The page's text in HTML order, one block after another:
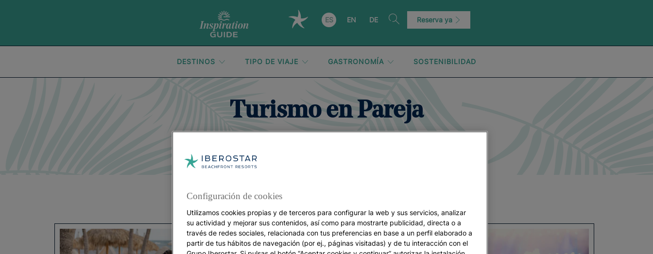
ES EN DE Reserva ya
DESTINOS TIPO DE VIAJE GASTRONOMÍA SOSTENIBILIDAD
Turismo en Pareja
Configuración de cookies
Utilizamos cookies propias y de terceros para configurar la web y sus servicios, analizar
su actividad y mejorar sus contenidos, así como para mostrarte publicidad, directa o a
través de redes sociales, relacionada con tus preferencias en base a un perfil elaborado a
partir de tus hábitos de navegación (por ej., páginas visitadas) y de tu interacción con el